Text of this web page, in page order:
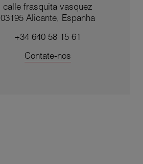
calle frasquita vasquez
03195 Alicante, Espanha
+34 640 58 15 61
Contate-nos